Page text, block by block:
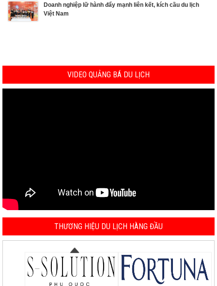
Doanh nghiệp lữ hành đẩy mạnh liên kết, kích cầu du lịch
Việt Nam
VIDEO QUẢNG BÁ DU LỊCH
THƯƠNG HIỆU DU LỊCH HÀNG ĐẦU